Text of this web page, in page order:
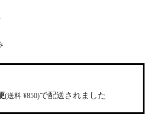
(送料 ¥850)で配送されました